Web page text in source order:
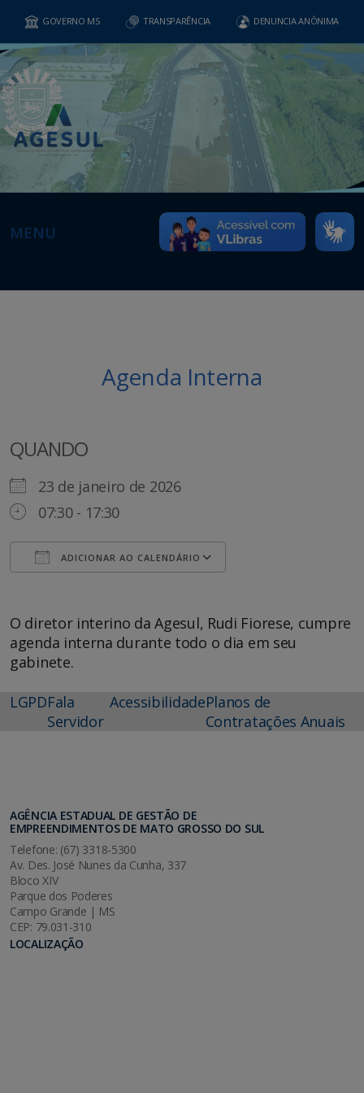
GOVERNO MS TRANSPARÊNCIA DENUNCIA ANÔNIMA
MENU
Agenda Interna
QUANDO
23 de janeiro de 2026
07:30 - 17:30
ADICIONAR AO CALENDÁRIO
O diretor interino da Agesul, Rudi Fiorese, cumpre
agenda interna durante todo o dia em seu
gabinete.
LGPDFala
Servidor
AcessibilidadePlanos de
Contratações Anuais
AGÊNCIA ESTADUAL DE GESTÃO DE
EMPREENDIMENTOS DE MATO GROSSO DO SUL
Telefone: (67) 3318-5300
Av. Des. José Nunes da Cunha, 337
Bloco XIV
Parque dos Poderes
Campo Grande | MS
CEP: 79.031-310
LOCALIZAÇÃO